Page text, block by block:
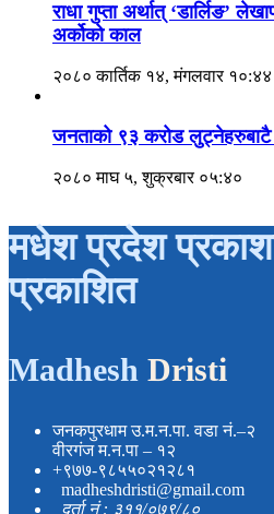
राधा गुप्ता अर्थात् ‘डार्लिङ’
अर्कोको काल
२०८० कार्तिक १४, मंगलवार १०:४४
जनताको ९३ करोड
२०८० माघ ५, शुक्रबार ०५:४०
मधेश प्रदेश
प्रकाशित
Madhesh Dristi
जनकपुरधाम उ.म.न.पा. वडा नं.–२
वीरगंज म.न.पा – १२
+९७७-९८५५०२१२८१
madheshdristi@gmail.com
दर्ता नं : ३११/०७९/८०